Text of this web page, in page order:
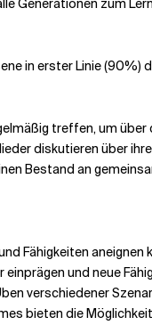
Generationen zum
in erster Linie (90%)
treffen, um über
diskutieren über
Bestand an
Fähigkeiten aneignen
und neue
verschiedener
bieten die